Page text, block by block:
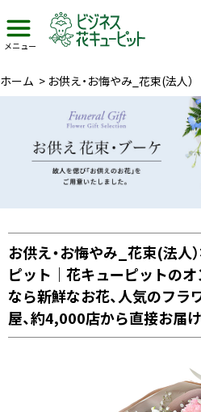
メニュー
ホーム > お供え・お悔やみ_花束(法人）
お供え・お悔やみ_花束(法人
ピット｜花キューピットの
なら新鮮なお花、人気のフラ
屋、約4,000店から直接お届け